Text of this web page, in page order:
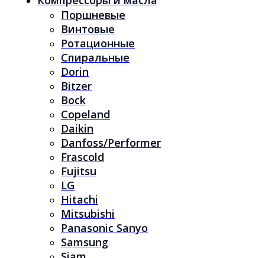
Поршневые
Винтовые
Ротационные
Спиральные
Dorin
Bitzer
Bock
Copeland
Daikin
Danfoss/Performer
Frascold
Fujitsu
LG
Hitachi
Mitsubishi
Panasonic Sanyo
Samsung